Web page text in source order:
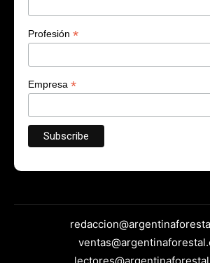
Profesión *
Empresa *